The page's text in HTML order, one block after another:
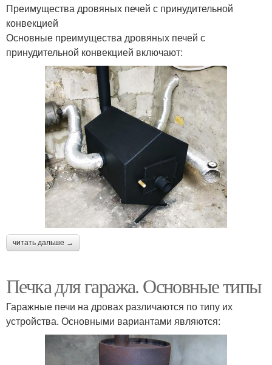
Преимущества дровяных печей с принудительной
конвекцией
Основные преимущества дровяных печей с
принудительной конвекцией включают:
читать дальше →
Печка для гаража. Основные типы
Гаражные печи на дровах различаются по типу их
устройства. Основными вариантами являются: